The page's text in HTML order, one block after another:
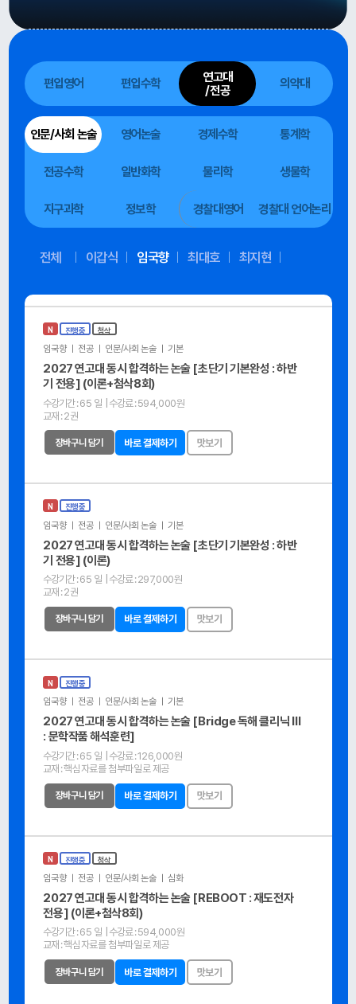
편입영어 편입수학
연고대
/전공
의약대
인문/사회 논술 영어논술 경제수학 통계학
전공수학 일반화학 물리학 생물학
지구과학 정보학 경찰대영어 경찰대 언어논리
전체 이갑식 임국향 최대호 최지현
N 진행중 첨삭
임국향 ㅣ 전공 ㅣ 인문/사회 논술 ㅣ 기본
2027 연고대 동시 합격하는 논술 [초단기 기본완성 : 하반
기 전용] (이론+첨삭8회)
수강기간 :65 일 | 수강료 :594,000원
교재 :2권
장바구니 담기 바로 결제하기 맛보기
N 진행중
임국향 ㅣ 전공 ㅣ 인문/사회 논술 ㅣ 기본
2027 연고대 동시 합격하는 논술 [초단기 기본완성 : 하반
기 전용] (이론)
수강기간 :65 일 | 수강료 :297,000원
교재 :2권
장바구니 담기 바로 결제하기 맛보기
N 진행중
임국향 ㅣ 전공 ㅣ 인문/사회 논술 ㅣ 기본
2027 연고대 동시 합격하는 논술 [Bridge 독해 클리닉 Ⅲ
: 문학작품 해석훈련]
수강기간 :65 일 | 수강료 :126,000원
교재 :핵심자료를 첨부파일로 제공
장바구니 담기 바로 결제하기 맛보기
N 진행중 첨삭
임국향 ㅣ 전공 ㅣ 인문/사회 논술 ㅣ 심화
2027 연고대 동시 합격하는 논술 [REBOOT : 재도전자
전용] (이론+첨삭8회)
수강기간 :65 일 | 수강료 :594,000원
교재 :핵심자료를 첨부파일로 제공
장바구니 담기 바로 결제하기 맛보기